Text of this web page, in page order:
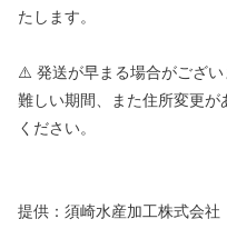
たします。
⚠️ 発送が早まる場合がござ
難しい期間、また住所変更
ください。
提供：須崎水産加工株式会社